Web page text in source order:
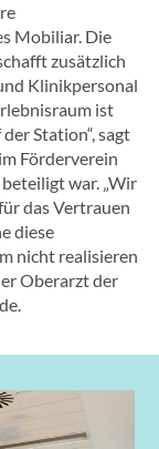
Mobiliar. Die
zusätzlich
Klinikpersonal
ist
Station“, sagt
Förderverein
war. „Wir
das Vertrauen
diese
nicht realisieren
Oberarzt der